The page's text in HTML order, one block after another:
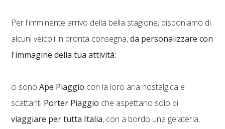
Per l'imminente arrivo della bella stagione, disponiamo di
alcuni veicoli in pronta consegna,da personalizzare con
l'immagine della tua attività:
ci sonoApe Piaggio con la loro aria nostalgica e
scattanti Porter Piaggio che aspettano solo di
viaggiare per tutta Italia, con a bordo una gelateria,